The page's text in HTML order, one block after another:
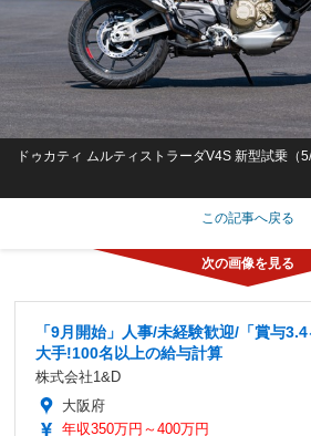
ドゥカティ ムルティストラーダV4S 新型試乗（5/
この記事へ戻る
「9月開始」人事/未経験歓迎/「賞与
大手!100名以上の給与計算
株式会社1&D
大阪府
年収350万円～400万円